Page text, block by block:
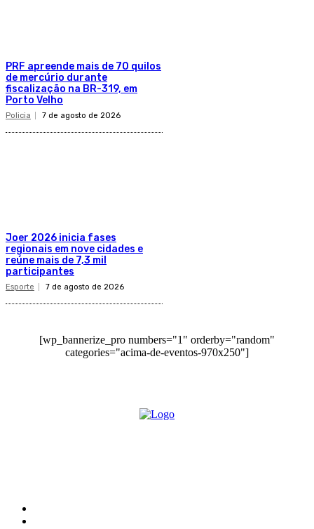
PRF apreende mais de 70 quilos
de mercúrio durante
fiscalização na BR-319, em
Porto Velho
Policia 7 de agosto de 2026
Joer 2026 inicia fases
regionais em nove cidades e
reúne mais de 7,3 mil
participantes
Esporte 7 de agosto de 2026
[wp_bannerize_pro numbers="1" orderby="random"
categories="acima-de-eventos-970x250"]